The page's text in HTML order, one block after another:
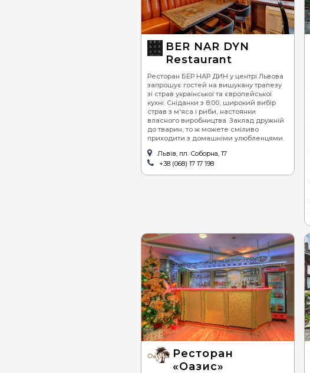
BER NAR DYN
Restaurant
Ресторан БЕР НАР ДИН у центрі Львова
запрошує гостей на вишукану трапезу
зі страв української та європейської
кухні. Сніданки з 8:00, широкий вибір
страв з м'яса і риби, настоянки
власного виробництва. Заклад дружній
до тварин, то ж можете сміливо
приходити з домашніми улюбленцями.
Львів, пл. Соборна, 17
+38 (068) 17 17 198
Ресторан
«Оазис»